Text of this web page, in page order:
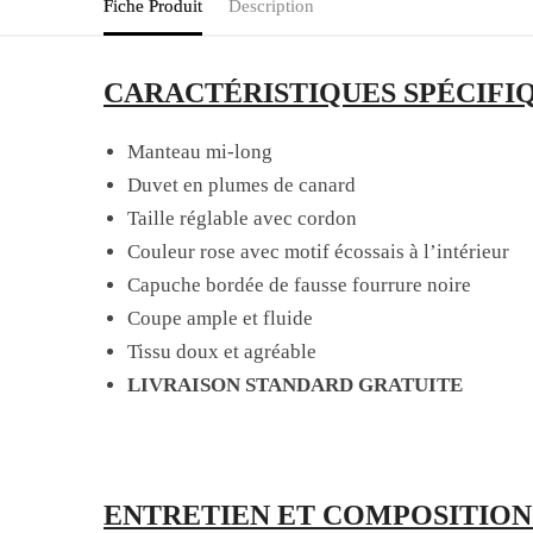
Fiche Produit Description
CARACTÉRISTIQUES
Manteau mi-long
Duvet en plumes de canard
Taille réglable avec cordon
Couleur rose avec motif écossais à l’intérieur
Capuche bordée de fausse fourrure noire
Coupe ample et fluide
Tissu doux et agréable
LIVRAISON STANDARD GRATUITE
ENTRETIEN ET